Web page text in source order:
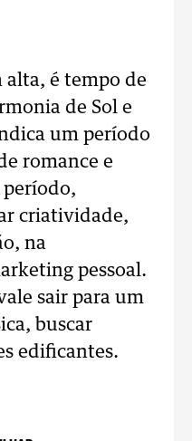
alta, é tempo de
de Sol e
um período
romance e
criatividade,
na
pessoal.
sair para um
buscar
edificantes.